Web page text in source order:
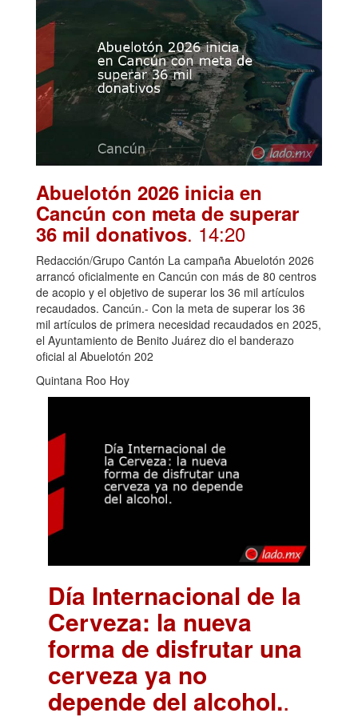
Abuelotón 2026 inicia en
Cancún con meta de superar
36 mil donativos. 14:20
Redacción/Grupo Cantón La campaña Abuelotón 2026
arrancó oficialmente en Cancún con más de 80 centros
de acopio y el objetivo de superar los 36 mil artículos
recaudados. Cancún.- Con la meta de superar los 36
mil artículos de primera necesidad recaudados en 2025,
el Ayuntamiento de Benito Juárez dio el banderazo
oficial al Abuelotón 202
Quintana Roo Hoy
Día Internacional de la
Cerveza: la nueva
forma de disfrutar una
cerveza ya no
depende del alcohol..